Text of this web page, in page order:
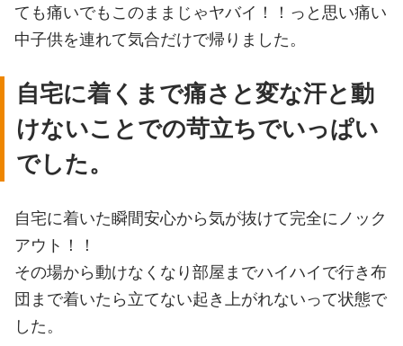
ても痛いでもこのままじゃヤバイ！！っと思い痛い
中子供を連れて気合だけで帰りました。
自宅に着くまで痛さと変な汗と動
けないことでの苛立ちでいっぱい
でした。
自宅に着いた瞬間安心から気が抜けて完全にノック
アウト！！
その場から動けなくなり部屋までハイハイで行き布
団まで着いたら立てない起き上がれないって状態で
した。